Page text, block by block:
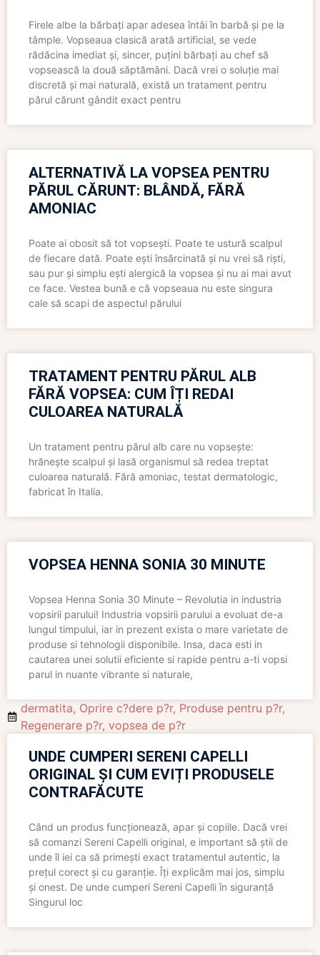
Firele albe la bărbați apar adesea întâi în barbă și pe la
tâmple. Vopseaua clasică arată artificial, se vede
rădăcina imediat și, sincer, puțini bărbați au chef să
vopsească la două săptămâni. Dacă vrei o soluție mai
discretă și mai naturală, există un tratament pentru
părul cărunt gândit exact pentru
ALTERNATIVĂ LA VOPSEA PENTRU
PĂRUL CĂRUNT: BLÂNDĂ, FĂRĂ
AMONIAC
Poate ai obosit să tot vopsești. Poate te ustură scalpul
de fiecare dată. Poate ești însărcinată și nu vrei să riști,
sau pur și simplu ești alergică la vopsea și nu ai mai avut
ce face. Vestea bună e că vopseaua nu este singura
cale să scapi de aspectul părului
TRATAMENT PENTRU PĂRUL ALB
FĂRĂ VOPSEA: CUM ÎȚI REDAI
CULOAREA NATURALĂ
Un tratament pentru părul alb care nu vopsește:
hrănește scalpul și lasă organismul să redea treptat
culoarea naturală. Fără amoniac, testat dermatologic,
fabricat în Italia.
VOPSEA HENNA SONIA 30 MINUTE
Vopsea Henna Sonia 30 Minute – Revolutia in industria
vopsirii parului! Industria vopsirii parului a evoluat de-a
lungul timpului, iar in prezent exista o mare varietate de
produse si tehnologii disponibile. Insa, daca esti in
cautarea unei solutii eficiente si rapide pentru a-ti vopsi
parul in nuante vibrante si naturale,
dermatita, Oprire c?dere p?r, Produse pentru p?r,
Regenerare p?r, vopsea de p?r
UNDE CUMPERI SERENI CAPELLI
ORIGINAL ȘI CUM EVIȚI PRODUSELE
CONTRAFĂCUTE
Când un produs funcționează, apar și copiile. Dacă vrei
să comanzi Sereni Capelli original, e important să știi de
unde îl iei ca să primești exact tratamentul autentic, la
prețul corect și cu garanție. Îți explicăm mai jos, simplu
și onest. De unde cumperi Sereni Capelli în siguranță
Singurul loc